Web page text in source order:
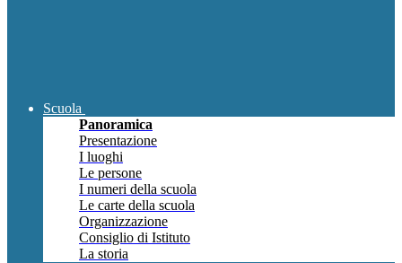
Scuola
Panoramica
Presentazione
I luoghi
Le persone
I numeri della scuola
Le carte della scuola
Organizzazione
Consiglio di Istituto
La storia